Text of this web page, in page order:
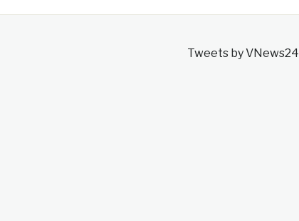
Tweets by VNews24